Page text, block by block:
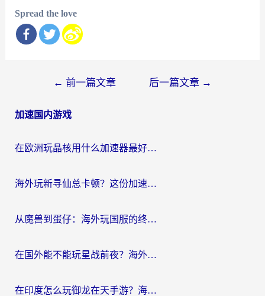
Spread the love
导
← 前一篇文章 后一篇文章 →
加速国内游戏
在欧洲玩晶核用什么加速器最好呢？一个老玩家的真心话
海外玩新寻仙总卡顿？这份加速器选择指南让你秒回国服流畅体验
从魔兽到蛋仔：海外玩国服的终极加速指南，找到你的专属高速通道
在国外能不能玩星战前夜？海外党国服游戏不卡顿的秘密武器在这里
在印度怎么玩御龙在天手游？海外党畅玩国服的终极生存指南